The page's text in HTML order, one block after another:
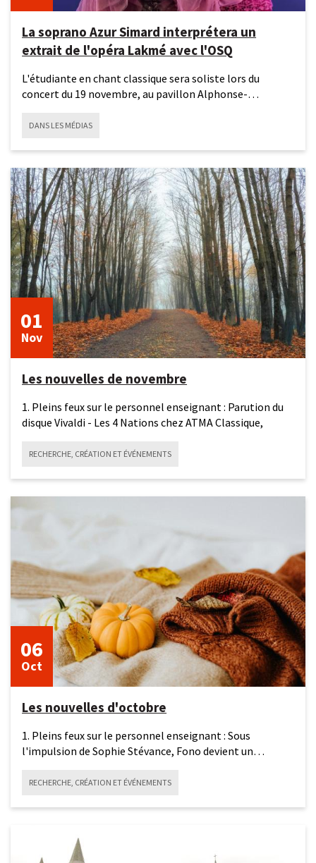
La soprano Azur Simard interprétera un
extrait de l'opéra Lakmé avec l'OSQ
L'étudiante en chant classique sera soliste lors du
concert du 19 novembre, au pavillon Alphonse-
DANS LES MÉDIAS
Les nouvelles de novembre
1
novembre
2025
1. Pleins feux sur le personnel enseignant : Parution du
disque Vivaldi - Les 4 Nations chez ATMA Classique,
01
Nov
RECHERCHE, CRÉATION ET ÉVÉNEMENTS
Les nouvelles d'octobre
1. Pleins feux sur le personnel enseignant : Sous
l'impulsion de Sophie Stévance, Fono devient un
06
Oct
RECHERCHE, CRÉATION ET ÉVÉNEMENTS